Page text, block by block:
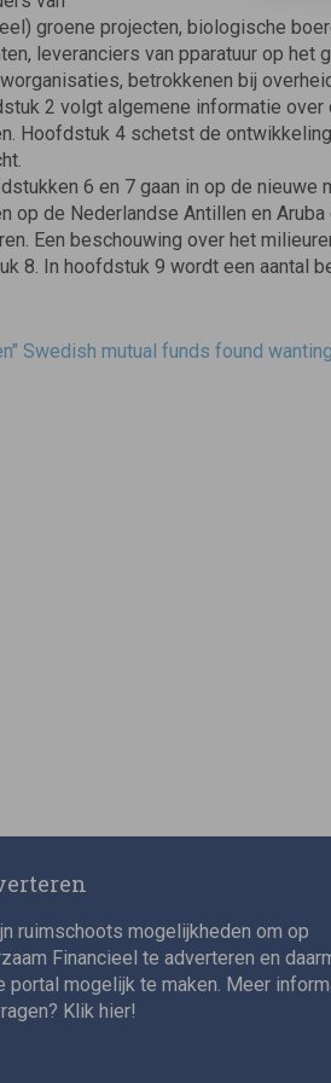
groene projecten, biologische
leveranciers van pparatuur op het
betrokkenen bij
2 volgt algemene informatie
Hoofdstuk 4 schetst de
6 en 7 gaan in op de nieuwe
op de Nederlandse Antillen en
Een beschouwing over het
8. In hoofdstuk 9 wordt een aantal
Swedish mutual funds found wanting
ruimschoots mogelijkheden om op
Financieel te adverteren en
portal mogelijk te maken. Meer
Klik hier!